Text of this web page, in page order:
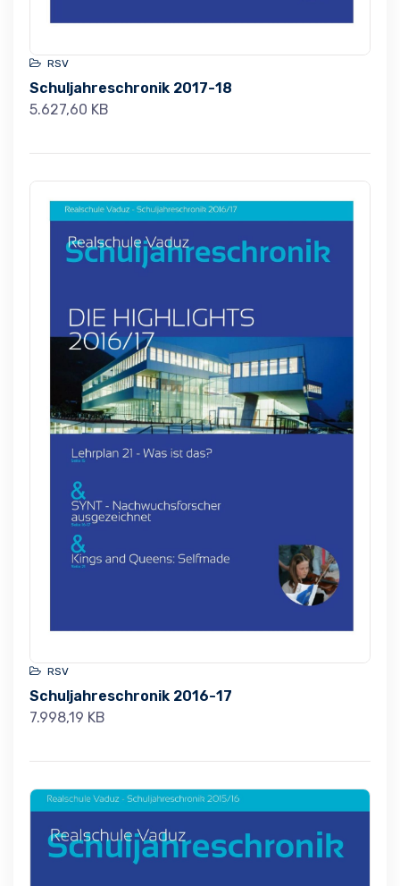
RSV
Schuljahreschronik 2017-18
5.627,60 KB
RSV
Schuljahreschronik 2016-17
7.998,19 KB